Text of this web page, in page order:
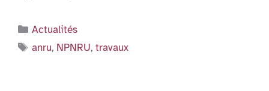
Catégories
Actualités
Étiquettes
anru, NPNRU,travaux